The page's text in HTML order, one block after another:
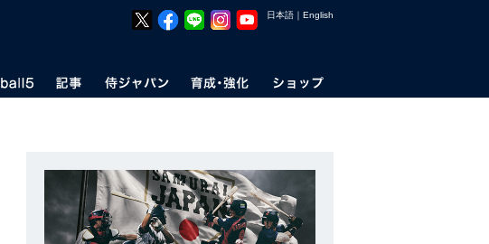
日本語 ｜ English